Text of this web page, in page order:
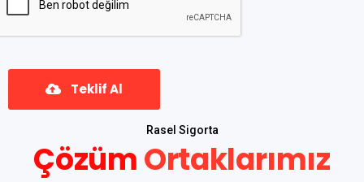
Teklif Al
Rasel Sigorta
ÇözümOrtaklarımız